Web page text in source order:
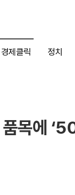
경제클릭 정치
목에